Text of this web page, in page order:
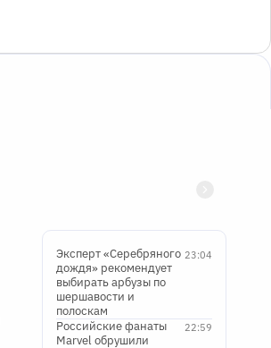
23:04
Эксперт «Серебряного
дождя» рекомендует
выбирать арбузы по
шершавости и
полоскам
22:59
Российские фанаты
Marvel обрушили